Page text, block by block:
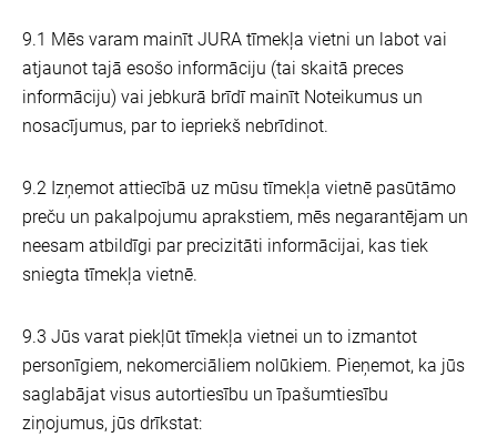
9.1 Mēs varam mainīt JURA tīmekļa vietni un labot vai
atjaunot tajā esošo informāciju (tai skaitā preces
informāciju) vai jebkurā brīdī mainīt Noteikumus un
nosacījumus, par to iepriekš nebrīdinot.
9.2 Izņemot attiecībā uz mūsu tīmekļa vietnē pasūtāmo
preču un pakalpojumu aprakstiem, mēs negarantējam un
neesam atbildīgi par precizitāti informācijai, kas tiek
sniegta tīmekļa vietnē.
9.3 Jūs varat piekļūt tīmekļa vietnei un to izmantot
personīgiem, nekomerciāliem nolūkiem. Pieņemot, ka jūs
saglabājat visus autortiesību un īpašumtiesību
ziņojumus, jūs drīkstat: